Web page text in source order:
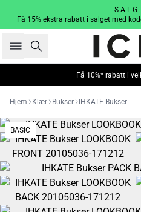
S A L G
Få 15% ekstra rabatt i salget med
Søk
Få 10%* rabatt i
Hjem Klær Bukser IHKATE Bukser
BASIC